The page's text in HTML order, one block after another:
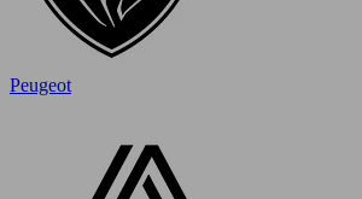
Peugeot